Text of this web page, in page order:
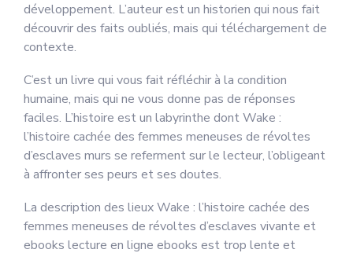
développement. L’auteur est un historien qui nous fait
découvrir des faits oubliés, mais qui téléchargement de
contexte.
C’est un livre qui vous fait réfléchir à la condition
humaine, mais qui ne vous donne pas de réponses
faciles. L’histoire est un labyrinthe dont Wake :
l’histoire cachée des femmes meneuses de révoltes
d’esclaves murs se referment sur le lecteur, l’obligeant
à affronter ses peurs et ses doutes.
La description des lieux Wake : l’histoire cachée des
femmes meneuses de révoltes d’esclaves vivante et
ebooks lecture en ligne ebooks est trop lente et